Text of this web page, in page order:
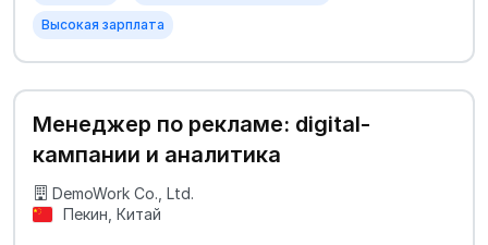
Высокая зарплата
Менеджер по рекламе: digital-
кампании и аналитика
DemoWork Co., Ltd.
Пекин, Китай